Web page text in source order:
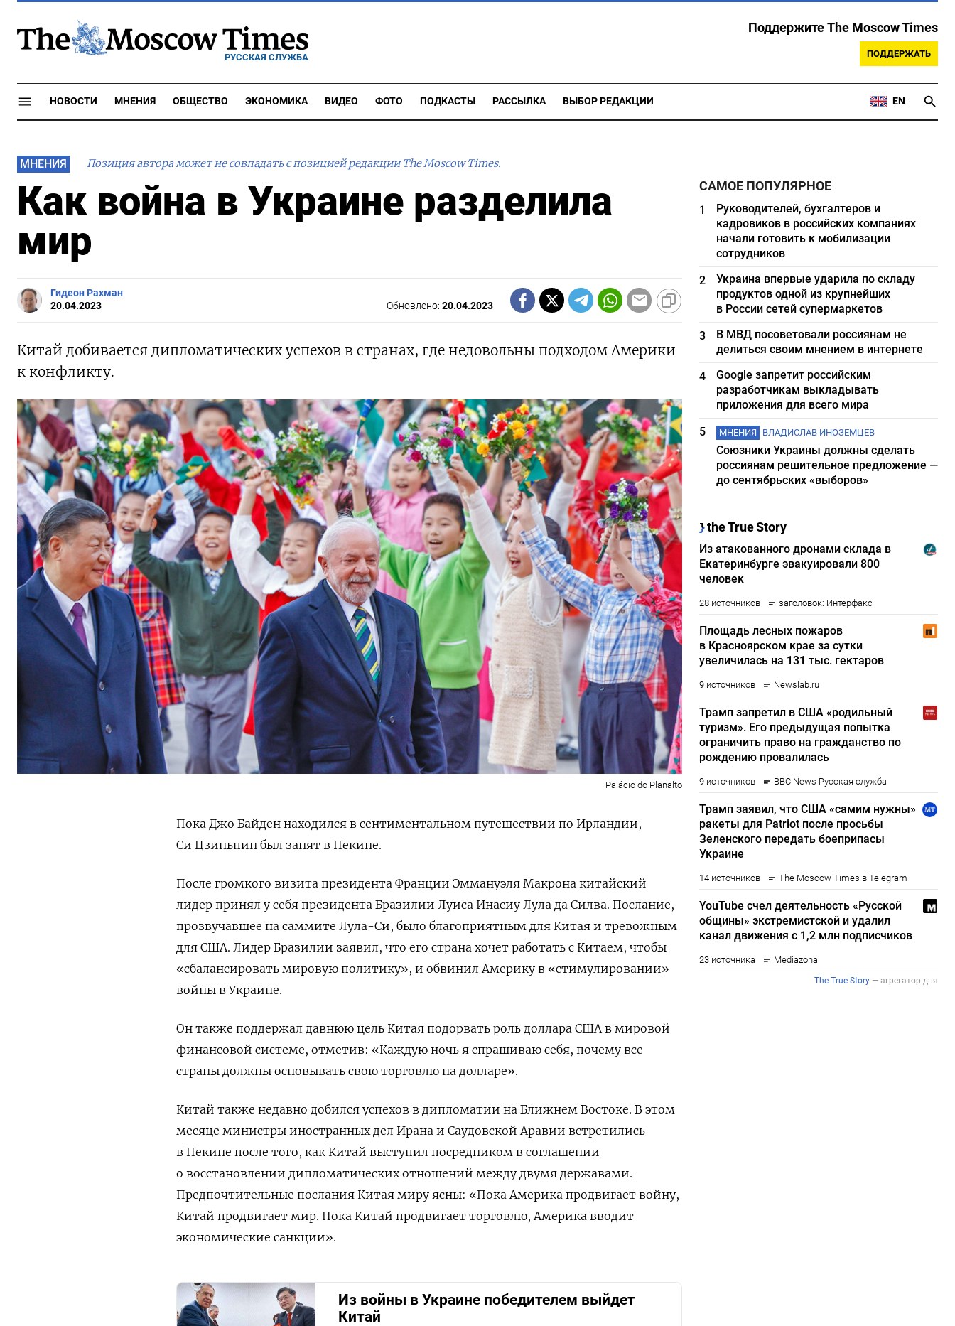
РУССКАЯ СЛУЖБА
Поддержите The Moscow Times
ПОДДЕРЖАТЬ
НОВОСТИ МНЕНИЯ ОБЩЕСТВО ЭКОНОМИКА ВИДЕО ФОТО ПОДКАСТЫ РАССЫЛКА ВЫБОР РЕДАКЦИИ EN
МНЕНИЯ Позиция автора может не совпадать с позицией редакции The Moscow Times.
Как война в Украине разделила
мир
Гидеон Рахман
20.04.2023
Обновлено:20.04.2023
Китай добивается дипломатических успехов в странах, где недовольны подходом Америки
к конфликту.
Palácio do Planalto
Пока Джо Байден находился в сентиментальном путешествии по Ирландии,
Си Цзиньпин был занят в Пекине.
После громкого визита президента Франции Эммануэля Макрона китайский
лидер принял у себя президента Бразилии Луиса Инасиу Лула да Силва. Послание,
прозвучавшее на саммите Лула-Си, было благоприятным для Китая и тревожным
для США. Лидер Бразилии заявил, что его страна хочет работать с Китаем, чтобы
«сбалансировать мировую политику», и обвинил Америку в «стимулировании»
войны в Украине.
Он также поддержал давнюю цель Китая подорвать роль доллара США в мировой
финансовой системе, отметив: «Каждую ночь я спрашиваю себя, почему все
страны должны основывать свою торговлю на долларе».
Китай также недавно добился успехов в дипломатии на Ближнем Востоке. В этом
месяце министры иностранных дел Ирана и Саудовской Аравии встретились
в Пекине после того, как Китай выступил посредником в соглашении
о восстановлении дипломатических отношений между двумя державами.
Предпочтительные послания Китая миру ясны: «Пока Америка продвигает войну,
Китай продвигает мир. Пока Китай продвигает торговлю, Америка вводит
экономические санкции».
Из войны в Украине победителем выйдет
Китай
САМОЕ ПОПУЛЯРНОЕ
1
Руководителей, бухгалтеров и
кадровиков в российских компаниях
начали готовить к мобилизации
сотрудников
2
Украина впервые ударила по складу
продуктов одной из крупнейших
в России сетей супермаркетов
3
В МВД посоветовали россиянам не
делиться своим мнением в интернете
4
Google запретит российским
разработчикам выкладывать
приложения для всего мира
5
МНЕНИЯ ВЛАДИСЛАВ ИНОЗЕМЦЕВ
Союзники Украины должны сделать
россиянам решительное предложение —
до сентябрьских «выборов»